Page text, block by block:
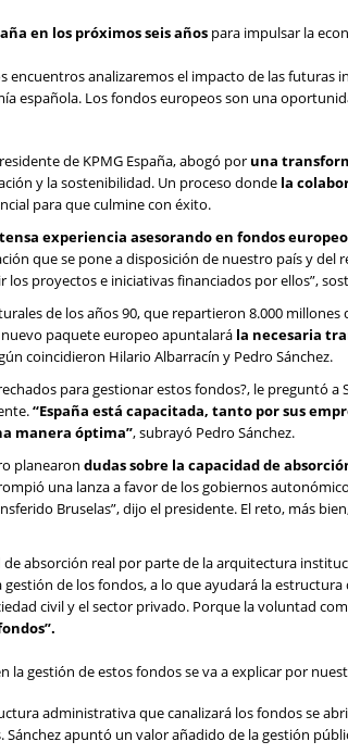
en los próximos seis años para impulsar la
encuentros analizaremos el impacto de las
española. Los fondos europeos son una
de KPMG España, abogó por una
y la sostenibilidad. Un proceso donde la
para que culmine con éxito.
experiencia asesorando en fondos
que se pone a disposición de nuestro país y
los proyectos e iniciativas financiados por ellos”,
de los años 90, que repartieron 8.000
paquete europeo apuntalará la necesaria
coincidieron Hilario Albarracín y Pedro Sánchez.
para gestionar estos fondos?, le preguntó a
“España está capacitada, tanto por sus
manera óptima”, subrayó Pedro Sánchez.
planearon dudas sobre la capacidad de
una lanza a favor de los gobiernos
Bruselas”, dijo el presidente. El reto, más
de absorción real por parte de la arquitectura
gestión de los fondos, a lo que ayudará la
civil y el sector privado. Porque la voluntad
la gestión de estos fondos se va a explicar por
administrativa que canalizará los fondos se
Sánchez apuntó un valor añadido de la gestión